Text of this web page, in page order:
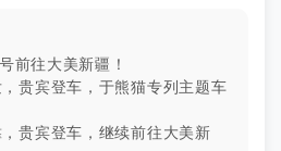
前往大美新疆！
宾登车，于熊猫专列主题车
宾登车，继续前往大美新